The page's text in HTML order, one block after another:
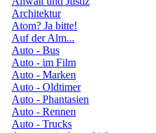
Architektur
Atom? Ja bitte!
Auf der Alm...
Auto - Bus
Auto - im Film
Auto - Marken
Auto - Oldtimer
Auto - Phantasien
Auto - Rennen
Auto - Trucks